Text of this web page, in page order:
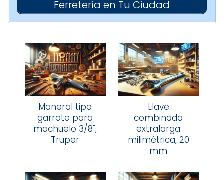
Ferretería en Tu Ciudad
Maneral tipo
garrote para
machuelo 3/8",
Truper
Llave
combinada
extralarga
milimétrica, 20
mm